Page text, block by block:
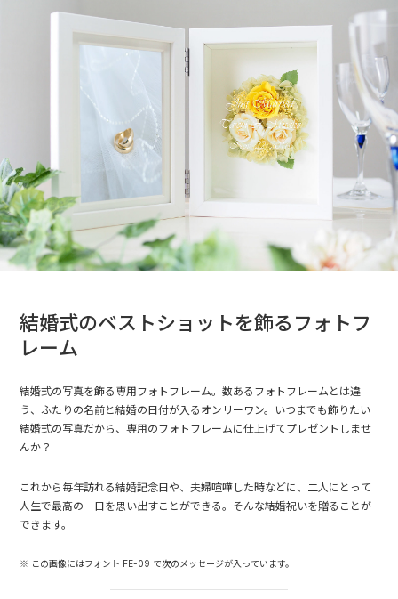
結婚式のベストショットを飾るフォトフ
レーム
結婚式の写真を飾る専用フォトフレーム。数あるフォトフレームとは違
う、ふたりの名前と結婚の日付が入るオンリーワン。いつまでも飾りたい
結婚式の写真だから、専用のフォトフレームに仕上げてプレゼントしませ
んか？
これから毎年訪れる結婚記念日や、夫婦喧嘩した時などに、二人にとって
人生で最高の一日を思い出すことができる。そんな結婚祝いを贈ることが
できます。
※ この画像にはフォント FE-09 で次のメッセージが入っています。